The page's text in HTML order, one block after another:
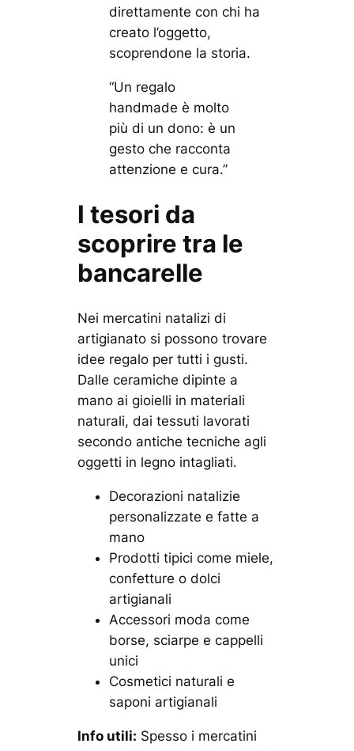
direttamente con chi ha
creato l’oggetto,
scoprendone la storia.
“Un regalo
handmade è molto
più di un dono: è un
gesto che racconta
attenzione e cura.”
I tesori da
scoprire tra le
bancarelle
Nei mercatini natalizi di
artigianato si possono trovare
idee regalo per tutti i gusti.
Dalle ceramiche dipinte a
mano ai gioielli in materiali
naturali, dai tessuti lavorati
secondo antiche tecniche agli
oggetti in legno intagliati.
Decorazioni natalizie
personalizzate e fatte a
mano
Prodotti tipici come miele,
confetture o dolci
artigianali
Accessori moda come
borse, sciarpe e cappelli
unici
Cosmetici naturali e
saponi artigianali
Info utili: Spesso i mercatini